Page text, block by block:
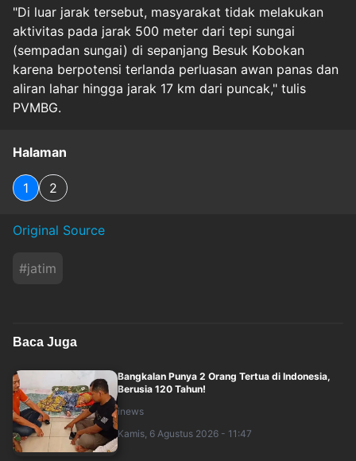
"Di luar jarak tersebut, masyarakat tidak melakukan
aktivitas pada jarak 500 meter dari tepi sungai
(sempadan sungai) di sepanjang Besuk Kobokan
karena berpotensi terlanda perluasan awan panas dan
aliran lahar hingga jarak 17 km dari puncak," tulis
PVMBG.
Halaman
1 2
Original Source
#jatim
Baca Juga
Bangkalan Punya 2 Orang Tertua di Indonesia,
Berusia 120 Tahun!
inews
Kamis, 6 Agustus 2026 - 11:47